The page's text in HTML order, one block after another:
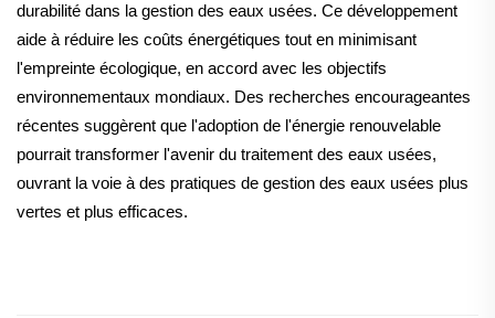
durabilité dans la gestion des eaux usées. Ce développement
aide à réduire les coûts énergétiques tout en minimisant
l'empreinte écologique, en accord avec les objectifs
environnementaux mondiaux. Des recherches encourageantes
récentes suggèrent que l'adoption de l'énergie renouvelable
pourrait transformer l'avenir du traitement des eaux usées,
ouvrant la voie à des pratiques de gestion des eaux usées plus
vertes et plus efficaces.